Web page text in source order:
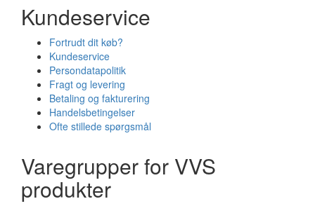
Kundeservice
Fortrudt dit køb?
Kundeservice
Persondatapolitik
Fragt og levering
Betaling og fakturering
Handelsbetingelser
Ofte stillede spørgsmål
Varegrupper for VVS
produkter